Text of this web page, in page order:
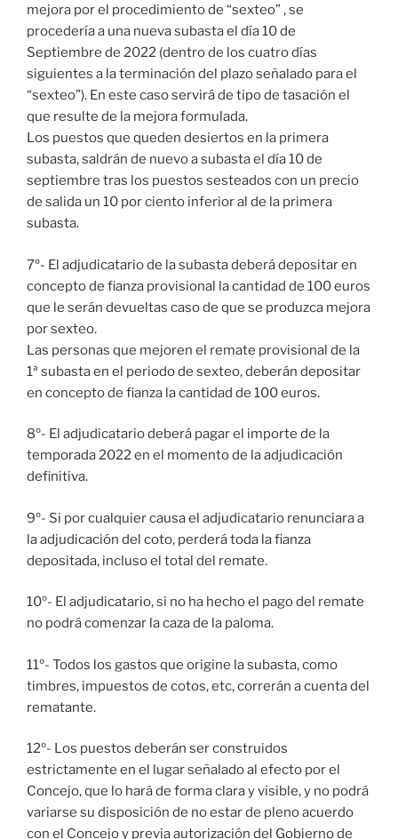
mejora por el procedimiento de “sexteo” , se
procedería a una nueva subasta el día 10 de
Septiembre de 2022 (dentro de los cuatro días
siguientes a la terminación del plazo señalado para el
“sexteo”). En este caso servirá de tipo de tasación el
que resulte de la mejora formulada.
Los puestos que queden desiertos en la primera
subasta, saldrán de nuevo a subasta el día 10 de
septiembre tras los puestos sesteados con un precio
de salida un 10 por ciento inferior al de la primera
subasta.
7º- El adjudicatario de la subasta deberá depositar en
concepto de fianza provisional la cantidad de 100 euros
que le serán devueltas caso de que se produzca mejora
por sexteo.
Las personas que mejoren el remate provisional de la
1ª subasta en el periodo de sexteo, deberán depositar
en concepto de fianza la cantidad de 100 euros.
8º- El adjudicatario deberá pagar el importe de la
temporada 2022 en el momento de la adjudicación
definitiva.
9º- Si por cualquier causa el adjudicatario renunciara a
la adjudicación del coto, perderá toda la fianza
depositada, incluso el total del remate.
10º- El adjudicatario, si no ha hecho el pago del remate
no podrá comenzar la caza de la paloma.
11º- Todos los gastos que origine la subasta, como
timbres, impuestos de cotos, etc, correrán a cuenta del
rematante.
12º- Los puestos deberán ser construidos
estrictamente en el lugar señalado al efecto por el
Concejo, que lo hará de forma clara y visible, y no podrá
variarse su disposición de no estar de pleno acuerdo
con el Concejo y previa autorización del Gobierno de